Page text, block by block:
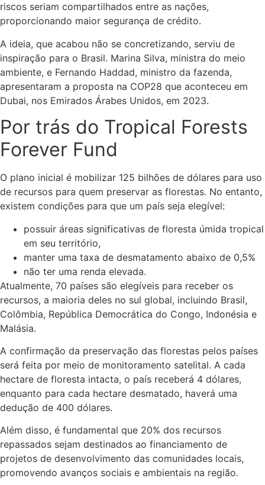
riscos seriam compartilhados entre as nações,
proporcionando maior segurança de crédito.
A ideia, que acabou não se concretizando, serviu de
inspiração para o Brasil. Marina Silva, ministra do meio
ambiente, e Fernando Haddad, ministro da fazenda,
apresentaram a proposta na COP28 que aconteceu em
Dubai, nos Emirados Árabes Unidos, em 2023.
Por trás do Tropical Forests
Forever Fund
O plano inicial é mobilizar 125 bilhões de dólares para uso
de recursos para quem preservar as florestas. No entanto,
existem condições para que um país seja elegível:
possuir áreas significativas de floresta úmida tropical
em seu território,
manter uma taxa de desmatamento abaixo de 0,5%
não ter uma renda elevada.
Atualmente, 70 países são elegíveis para receber os
recursos, a maioria deles no sul global, incluindo Brasil,
Colômbia, República Democrática do Congo, Indonésia e
Malásia.
A confirmação da preservação das florestas pelos países
será feita por meio de monitoramento satelital. A cada
hectare de floresta intacta, o país receberá 4 dólares,
enquanto para cada hectare desmatado, haverá uma
dedução de 400 dólares.
Além disso, é fundamental que 20% dos recursos
repassados sejam destinados ao financiamento de
projetos de desenvolvimento das comunidades locais,
promovendo avanços sociais e ambientais na região.